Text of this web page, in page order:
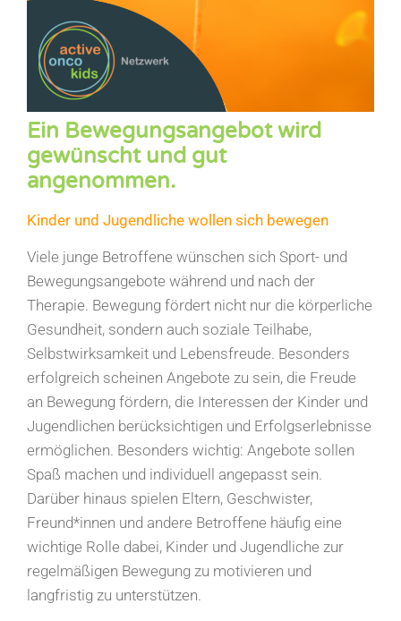
Ein Bewegungsangebot wird
gewünscht und gut
angenommen.
Kinder und Jugendliche wollen sich bewegen
Viele junge Betroffene wünschen sich Sport- und
Bewegungsangebote während und nach der
Therapie. Bewegung fördert nicht nur die körperliche
Gesundheit, sondern auch soziale Teilhabe,
Selbstwirksamkeit und Lebensfreude. Besonders
erfolgreich scheinen Angebote zu sein, die Freude
an Bewegung fördern, die Interessen der Kinder und
Jugendlichen berücksichtigen und Erfolgserlebnisse
ermöglichen. Besonders wichtig: Angebote sollen
Spaß machen und individuell angepasst sein.
Darüber hinaus spielen Eltern, Geschwister,
Freund*innen und andere Betroffene häufig eine
wichtige Rolle dabei, Kinder und Jugendliche zur
regelmäßigen Bewegung zu motivieren und
langfristig zu unterstützen.